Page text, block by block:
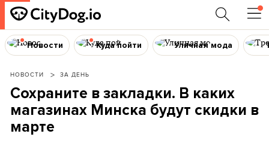
Новости Куда пойти Уличная мода
НОВОСТИ ЗА ДЕНЬ
Сохраните в закладки. В каких
магазинах Минска будут скидки в
марте